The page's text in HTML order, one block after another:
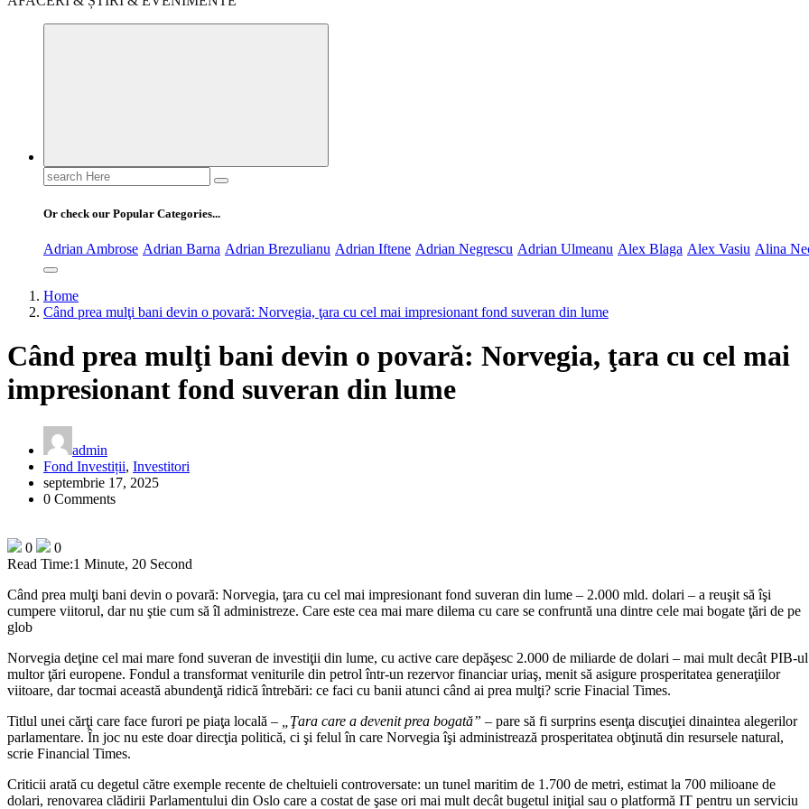
Search
for:
Or check our Popular Categories...
Adrian Ambrose Adrian Barna Adrian Brezulianu Adrian Iftene Adrian Negrescu Adrian Ulmeanu Alex Blaga Alex Vasiu Alina
Home
Când prea mulţi bani devin o povară: Norvegia, ţara cu cel mai impresionant fond suveran din lume
Când prea mulţi bani devin o povară: Norvegia, ţara cu cel mai
impresionant fond suveran din lume
admin
Fond Investiții, Investitori
septembrie 17, 2025
0 Comments
0
0
Read Time:1 Minute, 20 Second
Când prea mulţi bani devin o povară: Norvegia, ţara cu cel mai impresionant fond suveran din lume – 2.000 mld. dolari – a reuşit să îşi
cumpere viitorul, dar nu ştie cum să îl administreze. Care este cea mai mare dilema cu care se confruntă una dintre cele mai bogate ţări de pe
glob
Norvegia deţine cel mai mare fond suveran de investiţii din lume, cu active care depăşesc 2.000 de miliarde de dolari – mai mult decât PIB-ul
multor ţări europene. Fondul a transformat veniturile din petrol într-un rezervor financiar uriaş, menit să asigure prosperitatea generaţiilor
viitoare, dar tocmai această abundenţă ridică întrebări: ce faci cu banii atunci când ai prea mulţi? scrie Finacial Times.
Titlul unei cărţi care face furori pe piaţa locală –
„Ţara care a devenit prea bogată” – pare să fi surprins esenţa discuţiei dinaintea alegerilor
parlamentare. În joc nu este doar direcţia politică, ci şi felul în care Norvegia îşi administrează prosperitatea obţinută din resursele natural,
scrie Financial Times.
Criticii arată cu degetul către exemple recente de cheltuieli controversate: un tunel maritim de 1.700 de metri, estimat la 700 milioane de
dolari, renovarea clădirii Parlamentului din Oslo care a costat de şase ori mai mult decât bugetul iniţial sau o platformă IT pentru un serviciu